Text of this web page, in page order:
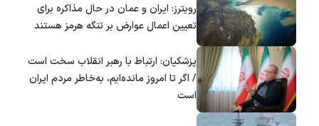
رویترز: ایران و عمان در حال مذاکره برای
تعیین اعمال عوارض بر تنگه هرمز هستند
پزشکیان: ارتباط با رهبر انقلاب سخت است
/ اگر تا امروز مانده‌ایم، به‌خاطر مردم ایران
است